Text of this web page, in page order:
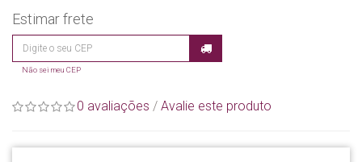
Estimar frete
Não sei meu CEP
0 avaliações / Avalie este produto